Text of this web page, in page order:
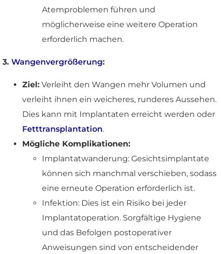
Atemproblemen führen und
möglicherweise eine weitere Operation
erforderlich machen.
3. Wangenvergrößerung:
Ziel: Verleiht den Wangen mehr Volumen und
verleiht ihnen ein weicheres, runderes Aussehen.
Dies kann mit Implantaten erreicht werden oder
Fetttransplantation.
Mögliche Komplikationen:
Implantatwanderung: Gesichtsimplantate
können sich manchmal verschieben, sodass
eine erneute Operation erforderlich ist.
Infektion: Dies ist ein Risiko bei jeder
Implantatoperation. Sorgfältige Hygiene
und das Befolgen postoperativer
Anweisungen sind von entscheidender